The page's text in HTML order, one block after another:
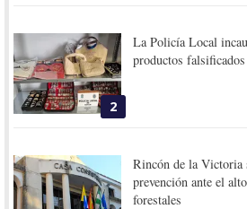
2
La Policía Local
productos falsificados
Rincón de la Victoria
prevención ante el
forestales